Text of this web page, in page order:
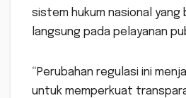
sistem hukum nasional yang
langsung pada pelayanan
“Perubahan regulasi ini
untuk memperkuat